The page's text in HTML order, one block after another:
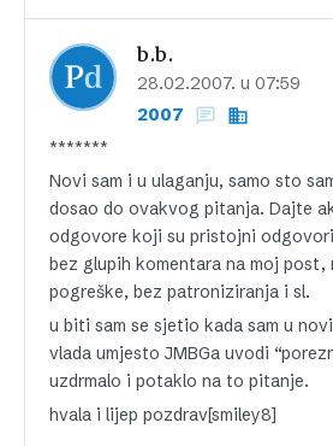
b.b.
28.02.2007. u 07:59
2007
*******
Novi sam i u ulaganju, samo sto
dosao do ovakvog pitanja. Dajte
odgovore koji su pristojni
bez glupih komentara na moj post,
pogreške, bez patroniziranja i sl.
u biti sam se sjetio kada sam u
vlada umjesto JMBGa uvodi
uzdrmalo i potaklo na to pitanje.
hvala i lijep pozdrav[smiley8]